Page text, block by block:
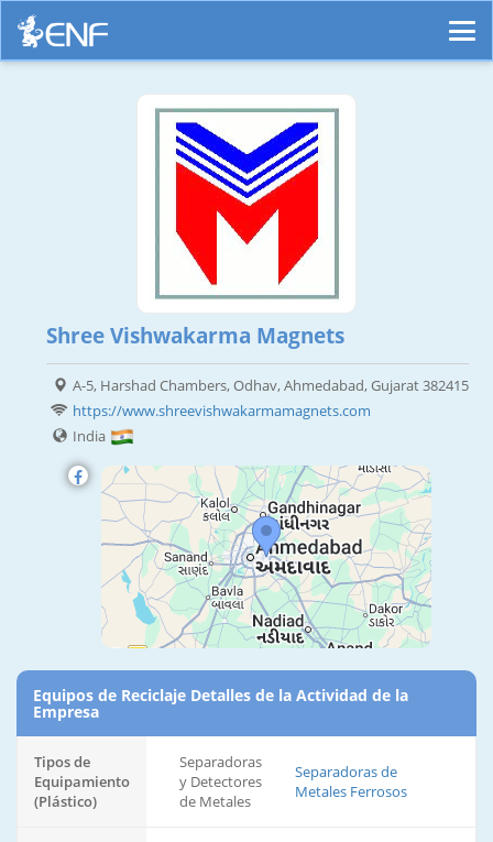
Shree Vishwakarma Magnets
A-5, Harshad Chambers, Odhav, Ahmedabad, Gujarat 382415
https://www.shreevishwakarmamagnets.com
India
Equipos de Reciclaje Detalles de la Actividad de la
Empresa
Tipos de
Equipamiento
(Plástico)
Separadoras
y Detectores
de Metales
Separadoras de
Metales Ferrosos